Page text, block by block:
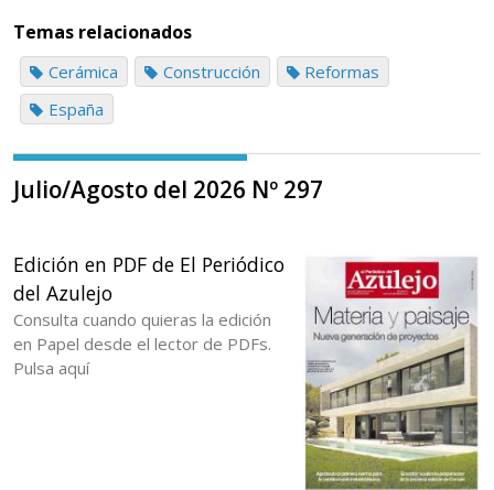
Temas relacionados
Cerámica Construcción
Reformas
España
Julio/Agosto del 2026 Nº 297
Edición en PDF de El Periódico
del Azulejo
Consulta cuando quieras la edición
en Papel desde el lector de PDFs.
Pulsa aquí